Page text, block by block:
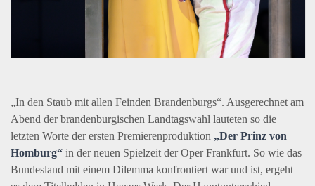
„In den Staub mit allen Feinden Brandenburgs“. Ausgerechnet am
Abend der brandenburgischen Landtagswahl lauteten so die
letzten Worte der ersten Premierenproduktion „Der Prinz von
Homburg“ in der neuen Spielzeit der Oper Frankfurt. So wie das
Bundesland mit einem Dilemma konfrontiert war und ist, ergeht